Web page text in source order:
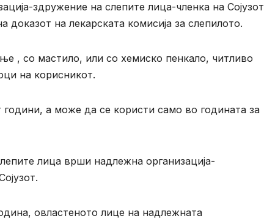
здружение на слепите лица-членка на Сојузот
на лекарската комисија за слепилото.
, со мастило, или со хемиско пенкало, читливо
на корисникот.
а може да се користи само во годината за
лица врши надлежна организација-
овластеното лице на надлежната